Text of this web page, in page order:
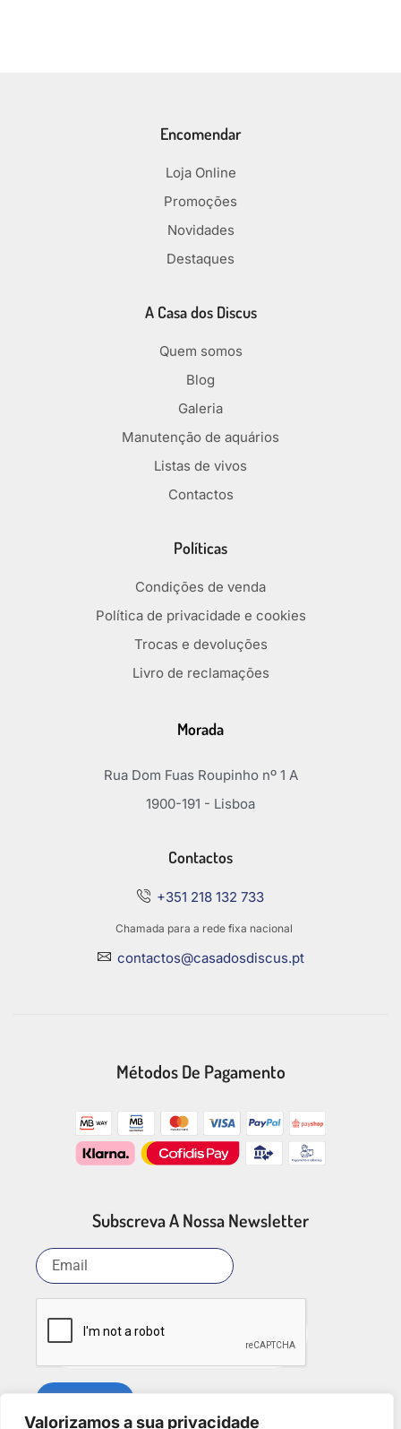
Valorizamos a sua privacidade
Encomendar
Loja Online
Promoções
Novidades
Destaques
A Casa dos Discus
Quem somos
Blog
Galeria
Manutenção de aquários
Listas de vivos
Contactos
Políticas
Condições de venda
Política de privacidade e cookies
Trocas e devoluções
Livro de reclamações
Morada
Rua Dom Fuas Roupinho nº 1 A
1900-191 - Lisboa
Contactos
+351 218 132 733
Chamada para a rede fixa nacional
contactos@casadosdiscus.pt
Métodos De Pagamento
Subscreva A Nossa Newsletter